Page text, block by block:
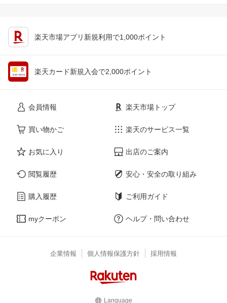
楽天市場アプリ新規利用で1,000ポイント
楽天カード新規入会で2,000ポイント
会員情報
買い物かご
お気に入り
閲覧履歴
購入履歴
myクーポン
楽天市場トップ
楽天のサービス一覧
出店のご案内
安心・安全の取り組み
ご利用ガイド
ヘルプ・問い合わせ
企業情報 個人情報保護方針 採用情報
Language